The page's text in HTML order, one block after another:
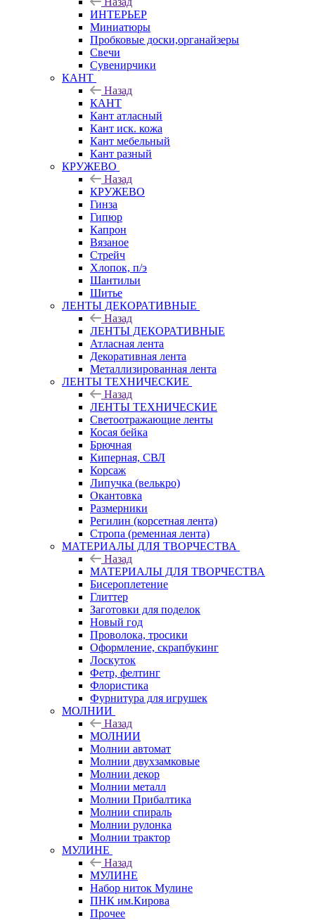
ИНТЕРЬЕР
Миниатюры
Пробковые доски,органайзеры
Свечи
Сувенирчики
КАНТ
Назад
КАНТ
Кант атласный
Кант иск. кожа
Кант мебельный
Кант разный
КРУЖЕВО
Назад
КРУЖЕВО
Гинза
Гипюр
Капрон
Вязаное
Стрейч
Хлопок, п/э
Шантильи
Шитье
ЛЕНТЫ ДЕКОРАТИВНЫЕ
Назад
ЛЕНТЫ ДЕКОРАТИВНЫЕ
Атласная лента
Декоративная лента
Металлизированная лента
ЛЕНТЫ ТЕХНИЧЕСКИЕ
Назад
ЛЕНТЫ ТЕХНИЧЕСКИЕ
Светоотражающие ленты
Косая бейка
Брючная
Киперная, СВЛ
Корсаж
Липучка (велькро)
Окантовка
Размерники
Регилин (корсетная лента)
Стропа (ременная лента)
МАТЕРИАЛЫ ДЛЯ ТВОРЧЕСТВА
Назад
МАТЕРИАЛЫ ДЛЯ ТВОРЧЕСТВА
Бисероплетение
Глиттер
Заготовки для поделок
Новый год
Проволока, тросики
Оформление, скрапбукинг
Лоскуток
Фетр, фелтинг
Флористика
Фурнитура для игрушек
МОЛНИИ
Назад
МОЛНИИ
Молнии автомат
Молнии двухзамковые
Молнии декор
Молнии металл
Молнии Прибалтика
Молнии спираль
Молнии рулонка
Молнии трактор
МУЛИНЕ
Назад
МУЛИНЕ
Набор ниток Мулине
ПНК им.Кирова
Прочее